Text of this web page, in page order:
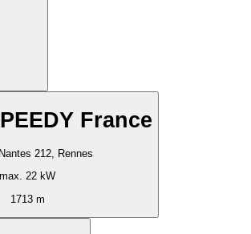
France
212, Rennes
max. 22 kW
1713 m